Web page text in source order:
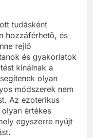
tudásként
hozzáférhető, és
rejlő
és gyakorlatok
kínálnak a
olyan
módszerek nem
Az ezoterikus
értékes
egyszerre nyújt